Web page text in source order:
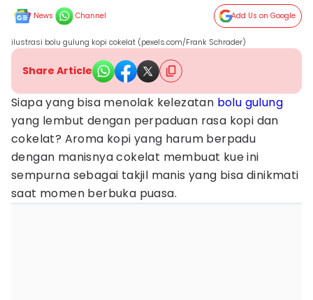
News Channel Add Us on Google
ilustrasi bolu gulung kopi cokelat (pexels.com/Frank Schrader)
Share Article
Siapa yang bisa menolak kelezatan bolu gulung
yang lembut dengan perpaduan rasa kopi dan
cokelat? Aroma kopi yang harum berpadu
dengan manisnya cokelat membuat kue ini
sempurna sebagai takjil manis yang bisa dinikmati
saat momen berbuka puasa.